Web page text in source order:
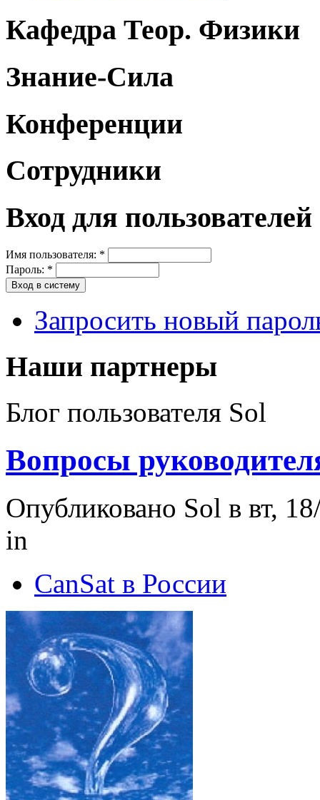
Кафедра Теор. Физики
Знание-Сила
Конференции
Сотрудники
Вход для пользователей
Имя пользователя: *
Пароль: *
Запросить новый
Наши партнеры
Блог пользователя Sol
Вопросы
Опубликовано Sol в вт,
in
CanSat в России